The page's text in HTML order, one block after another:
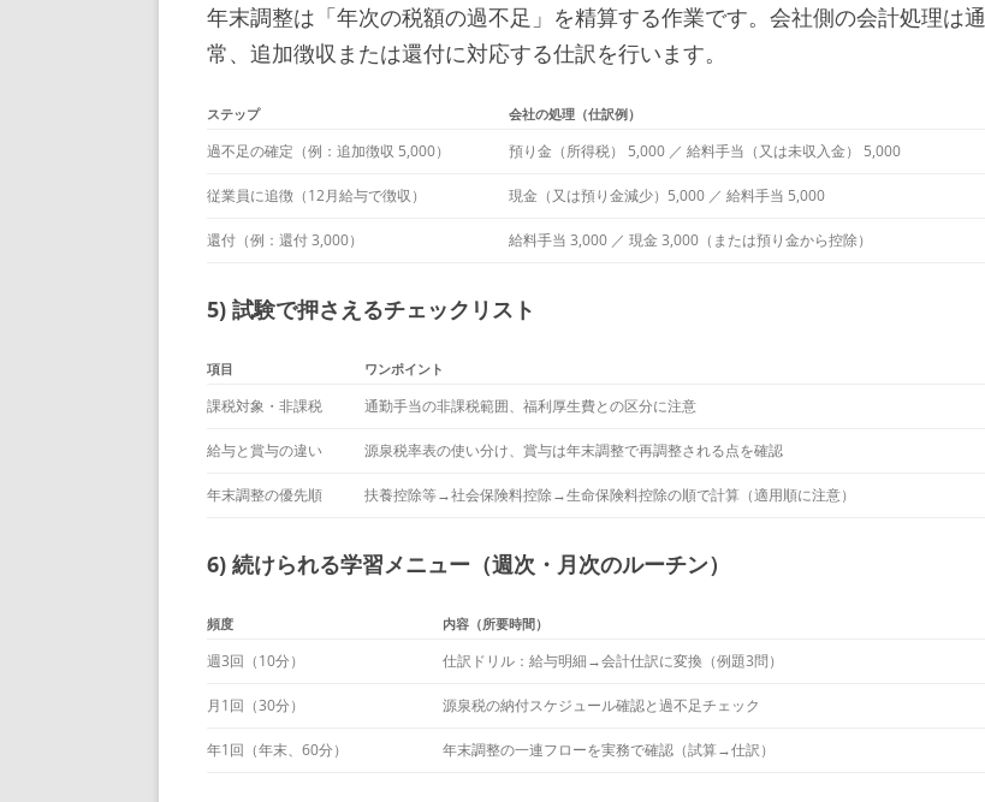
年末調整は「年次の税額の過不足」を精算する作業です。会社側の会計処理は通
常、追加徴収または還付に対応する仕訳を行います。
ステップ 会社の処理（仕訳例）
過不足の確定（例：追加徴収 5,000） 預り金（所得税） 5,000 ／ 給料手当（又は未収入金） 5,000
従業員に追徴（12月給与で徴収） 現金（又は預り金減少）5,000 ／ 給料手当 5,000
還付（例：還付 3,000） 給料手当 3,000 ／ 現金 3,000（または預り金から控除）
5) 試験で押さえるチェックリスト
項目 ワンポイント
課税対象・非課税 通勤手当の非課税範囲、福利厚生費との区分に注意
給与と賞与の違い 源泉税率表の使い分け、賞与は年末調整で再調整される点を確認
年末調整の優先順 扶養控除等→社会保険料控除→生命保険料控除の順で計算（適用順に注意）
6) 続けられる学習メニュー（週次・月次のルーチン）
頻度 内容（所要時間）
週3回（10分） 仕訳ドリル：給与明細→会計仕訳に変換（例題3問）
月1回（30分） 源泉税の納付スケジュール確認と過不足チェック
年1回（年末、60分） 年末調整の一連フローを実務で確認（試算→仕訳）